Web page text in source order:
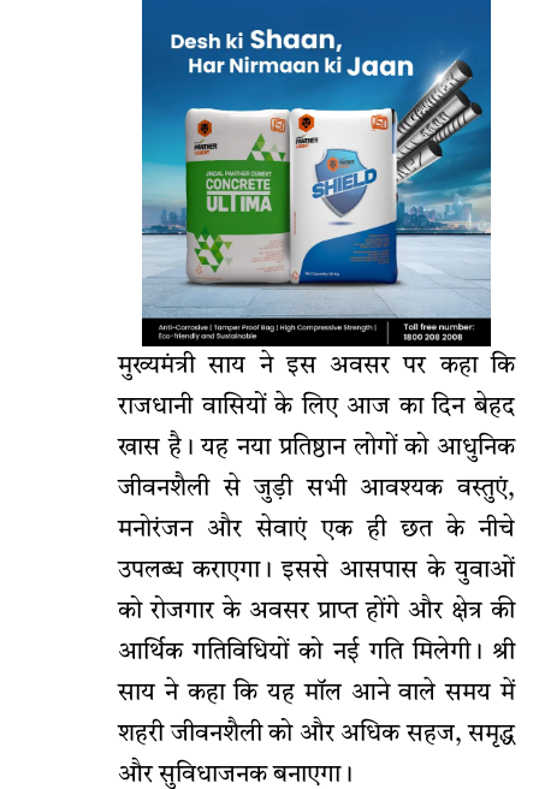
मुख्यमंत्री साय ने इस अवसर पर कहा कि
राजधानी वासियों के लिए आज का दिन बेहद
खास है। यह नया प्रतिष्ठान लोगों को आधुनिक
जीवनशैली से जुड़ी सभी आवश्यक वस्तुएं,
मनोरंजन और सेवाएं एक ही छत के नीचे
उपलब्ध कराएगा। इससे आसपास के युवाओं
को रोजगार के अवसर प्राप्त होंगे और क्षेत्र की
आर्थिक गतिविधियों को नई गति मिलेगी। श्री
साय ने कहा कि यह मॉल आने वाले समय में
शहरी जीवनशैली को और अधिक सहज, समृद्ध
और सुविधाजनक बनाएगा।